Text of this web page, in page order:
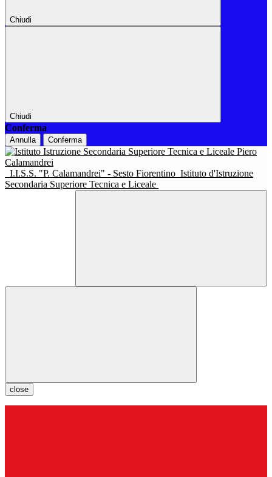
Chiudi
Chiudi
Conferma
Annulla Conferma
I.I.S.S. "P. Calamandrei" - Sesto Fiorentino Istituto d'Istruzione
Secondaria Superiore Tecnica e Liceale
close